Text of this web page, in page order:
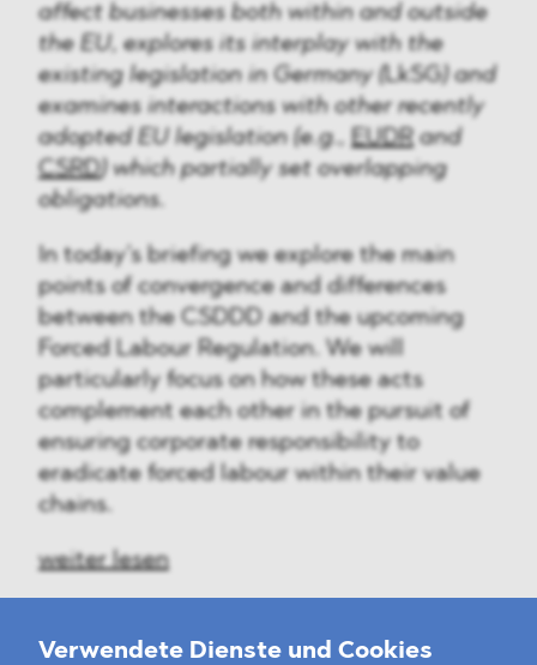
Verwendete Dienste und Cookies
affect businesses both within and outside
the EU, explores its interplay with the
existing legislation in Germany (LkSG) and
examines interactions with other recently
adopted EU legislation (e.g., EUDRand
CSRD) which partially set overlapping
obligations.
In today’s briefing we explore the main
points of convergence and differences
between the CSDDD and the upcoming
Forced Labour Regulation. We will
particularly focus on how these acts
complement each other in the pursuit of
ensuring corporate responsibility to
eradicate forced labour within their value
chains.
weiter lesen